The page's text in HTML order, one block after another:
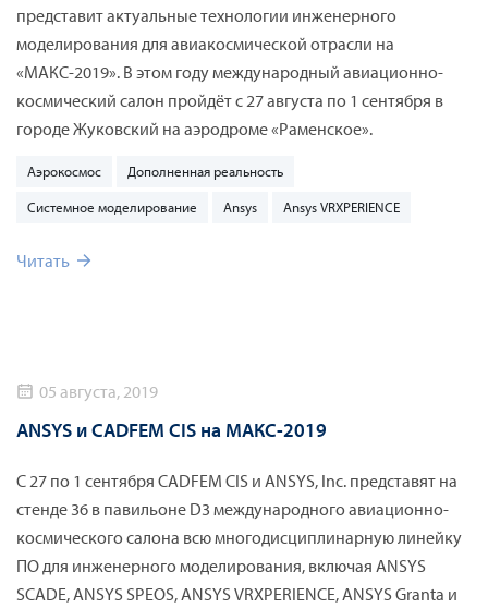
представит актуальные технологии инженерного
моделирования для авиакосмической отрасли на
«МАКС-2019». В этом году международный авиационно-
космический салон пройдёт с 27 августа по 1 сентября в
городе Жуковский на аэродроме «Раменское».
Аэрокосмос Дополненная реальность
Системное моделирование Ansys Ansys VRXPERIENCE
Читать
05 августа, 2019
ANSYS и CADFEM CIS на МАКС-2019
С 27 по 1 сентября CADFEM CIS и ANSYS, Inc. представят на
стенде 36 в павильоне D3 международного авиационно-
космического салона всю многодисциплинарную линейку
ПО для инженерного моделирования, включая ANSYS
SCADE, ANSYS SPEOS, ANSYS VRXPERIENCE, ANSYS Granta и